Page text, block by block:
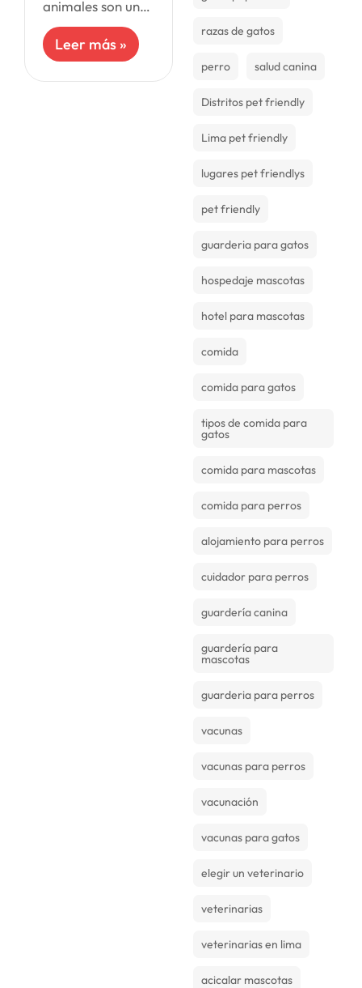
animales son un
sido explorado
con regularidad,
películas tienen a
Leer más »
razas de gatos
perro salud canina
Distritos pet friendly
Lima pet friendly
lugares pet friendlys
pet friendly
guarderia para gatos
hospedaje mascotas
hotel para mascotas
comida
comida para gatos
tipos de comida para
gatos
comida para mascotas
comida para perros
alojamiento para perros
cuidador para perros
guardería canina
guardería para
mascotas
guarderia para perros
vacunas
vacunas para perros
vacunación
vacunas para gatos
elegir un veterinario
veterinarias
veterinarias en lima
acicalar mascotas